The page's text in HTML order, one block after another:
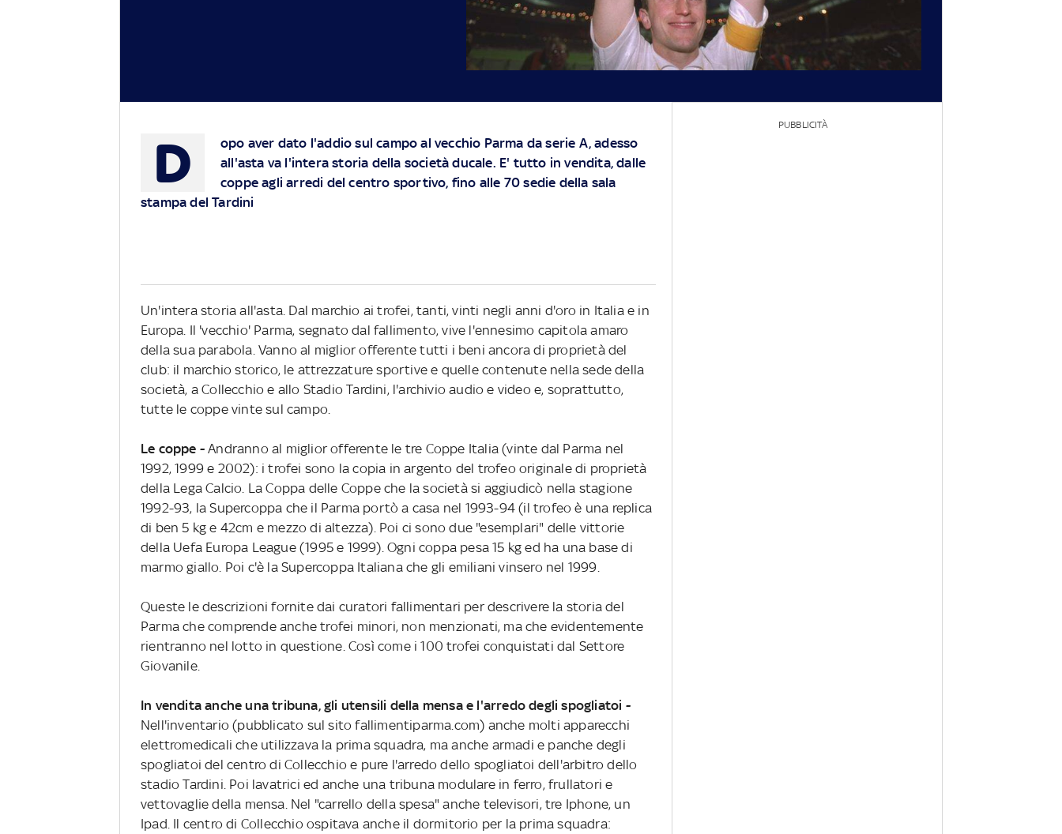
D
opo aver dato l'addio sul campo al vecchio Parma da serie A, adesso
all'asta va l'intera storia della società ducale. E' tutto in vendita, dalle
coppe agli arredi del centro sportivo, fino alle 70 sedie della sala
stampa del Tardini
Un'intera storia all'asta. Dal marchio ai trofei, tanti, vinti negli anni d'oro in Italia e in
Europa. Il 'vecchio' Parma, segnato dal fallimento, vive l'ennesimo capitola amaro
della sua parabola. Vanno al miglior offerente tutti i beni ancora di proprietà del
club: il marchio storico, le attrezzature sportive e quelle contenute nella sede della
società, a Collecchio e allo Stadio Tardini, l'archivio audio e video e, soprattutto,
tutte le coppe vinte sul campo.
Le coppe -Andranno al miglior offerente le tre Coppe Italia (vinte dal Parma nel
1992, 1999 e 2002): i trofei sono la copia in argento del trofeo originale di proprietà
della Lega Calcio. La Coppa delle Coppe che la società si aggiudicò nella stagione
1992-93, la Supercoppa che il Parma portò a casa nel 1993-94 (il trofeo è una replica
di ben 5 kg e 42cm e mezzo di altezza). Poi ci sono due "esemplari" delle vittorie
della Uefa Europa League (1995 e 1999). Ogni coppa pesa 15 kg ed ha una base di
marmo giallo. Poi c'è la Supercoppa Italiana che gli emiliani vinsero nel 1999.
Queste le descrizioni fornite dai curatori fallimentari per descrivere la storia del
Parma che comprende anche trofei minori, non menzionati, ma che evidentemente
rientranno nel lotto in questione. Così come i 100 trofei conquistati dal Settore
Giovanile.
In vendita anche una tribuna, gli utensili della mensa e l'arredo degli spogliatoi -
Nell'inventario (pubblicato sul sito fallimentiparma.com) anche molti apparecchi
elettromedicali che utilizzava la prima squadra, ma anche armadi e panche degli
spogliatoi del centro di Collecchio e pure l'arredo dello spogliatoi dell'arbitro dello
stadio Tardini. Poi lavatrici ed anche una tribuna modulare in ferro, frullatori e
vettovaglie della mensa. Nel "carrello della spesa" anche televisori, tre Iphone, un
Ipad. Il centro di Collecchio ospitava anche il dormitorio per la prima squadra:
PUBBLICITÀ